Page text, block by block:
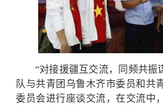
“对接援疆互交流，同频共振
队与共青团乌鲁木齐市委员和共
委员会进行座谈交流，在交流中